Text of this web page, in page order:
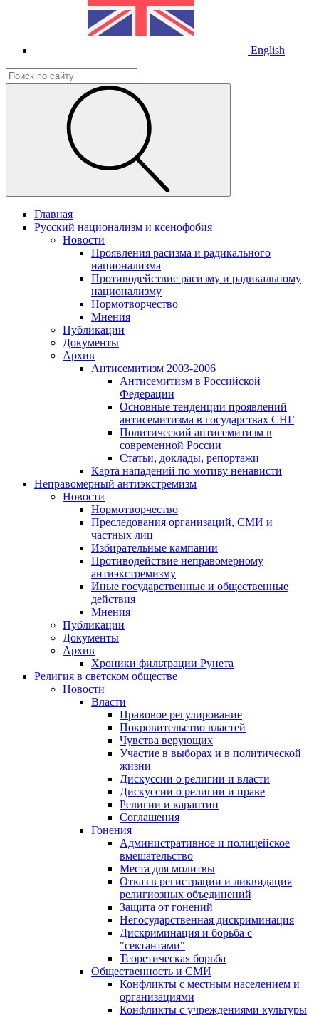
English
Главная
Русский национализм и ксенофобия
Новости
Проявления расизма и радикального
национализма
Противодействие расизму и радикальному
национализму
Нормотворчество
Мнения
Публикации
Документы
Архив
Антисемитизм 2003-2006
Антисемитизм в Российской
Федерации
Основные тенденции проявлений
антисемитизма в государствах СНГ
Политический антисемитизм в
современной России
Статьи, доклады, репортажи
Карта нападений по мотиву ненависти
Неправомерный антиэкстремизм
Новости
Нормотворчество
Преследования организаций, СМИ и
частных лиц
Избирательные кампании
Противодействие неправомерному
антиэкстремизму
Иные государственные и общественные
действия
Мнения
Публикации
Документы
Архив
Хроники фильтрации Рунета
Религия в светском обществе
Новости
Власти
Правовое регулирование
Покровительство властей
Чувства верующих
Участие в выборах и в политической
жизни
Дискуссии о религии и власти
Дискуссии о религии и праве
Религии и карантин
Соглашения
Гонения
Административное и полицейское
вмешательство
Места для молитвы
Отказ в регистрации и ликвидация
религиозных объединений
Защита от гонений
Негосударственная дискриминация
Дискриминация и борьба с
"сектантами"
Теоретическая борьба
Общественность и СМИ
Конфликты с местным населением и
организациями
Конфликты с учреждениями культуры